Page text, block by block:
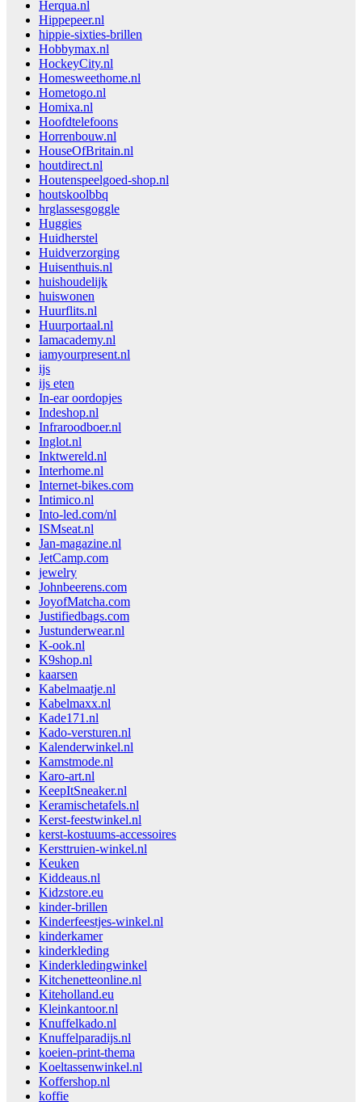
Herqua.nl
Hippepeer.nl
hippie-sixties-brillen
Hobbymax.nl
HockeyCity.nl
Homesweethome.nl
Hometogo.nl
Homixa.nl
Hoofdtelefoons
Horrenbouw.nl
HouseOfBritain.nl
houtdirect.nl
Houtenspeelgoed-shop.nl
houtskoolbbq
hrglassesgoggle
Huggies
Huidherstel
Huidverzorging
Huisenthuis.nl
huishoudelijk
huiswonen
Huurflits.nl
Huurportaal.nl
Iamacademy.nl
iamyourpresent.nl
ijs
ijs eten
In-ear oordopjes
Indeshop.nl
Infraroodboer.nl
Inglot.nl
Inktwereld.nl
Interhome.nl
Internet-bikes.com
Intimico.nl
Into-led.com/nl
ISMseat.nl
Jan-magazine.nl
JetCamp.com
jewelry
Johnbeerens.com
JoyofMatcha.com
Justifiedbags.com
Justunderwear.nl
K-ook.nl
K9shop.nl
kaarsen
Kabelmaatje.nl
Kabelmaxx.nl
Kade171.nl
Kado-versturen.nl
Kalenderwinkel.nl
Kamstmode.nl
Karo-art.nl
KeepItSneaker.nl
Keramischetafels.nl
Kerst-feestwinkel.nl
kerst-kostuums-accessoires
Kersttruien-winkel.nl
Keuken
Kiddeaus.nl
Kidzstore.eu
kinder-brillen
Kinderfeestjes-winkel.nl
kinderkamer
kinderkleding
Kinderkledingwinkel
Kitchenetteonline.nl
Kiteholland.eu
Kleinkantoor.nl
Knuffelkado.nl
Knuffelparadijs.nl
koeien-print-thema
Koeltassenwinkel.nl
Koffershop.nl
koffie